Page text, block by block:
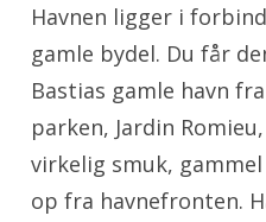
Havnen ligger i
gamle bydel. Du får
Bastias gamle havn
parken, Jardin
virkelig smuk,
op fra havnefronten.